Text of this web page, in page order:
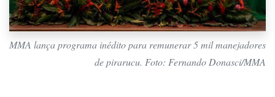
MMA lança programa inédito para remunerar 5 mil manejadores
de pirarucu. Foto: Fernando Donasci/MMA